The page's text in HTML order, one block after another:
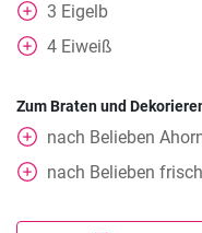
3 Eigelb
4 Eiweiß
Zum Braten und
nach Belieben
nach Belieben